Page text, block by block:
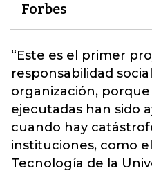
Forbes
“Este es el primer
responsabilidad
organización, porque
ejecutadas han sido
cuando hay
instituciones, como
Tecnología de la